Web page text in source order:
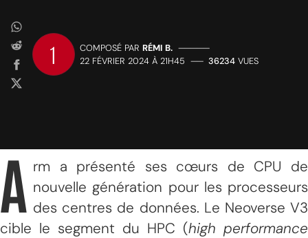
1 COMPOSÉ PAR RÉMI B. —————
22 FÉVRIER 2024 À 21H45 —— 36234 VUES
A rm a présenté ses cœurs de CPU de
nouvelle génération pour les processeurs
des centres de données. Le Neoverse V3
cible le segment du HPC (high performance